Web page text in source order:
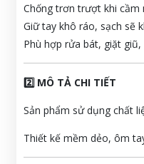
Chống trơn trượt khi
Giữ tay khô ráo, sạch sẽ
Phù hợp rửa bát, giặt
2️⃣ MÔ TẢ CHI TIẾT
Sản phẩm sử dụng chất
Thiết kế mềm dẻo, ôm